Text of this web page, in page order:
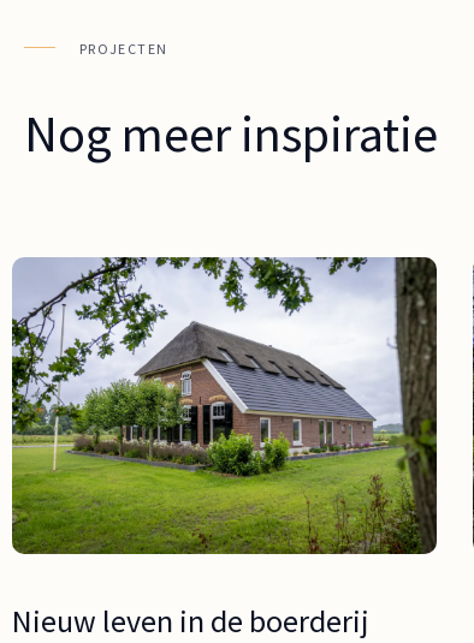
PROJECTEN
Nog meer inspiratie
Nieuw leven in de boerderij